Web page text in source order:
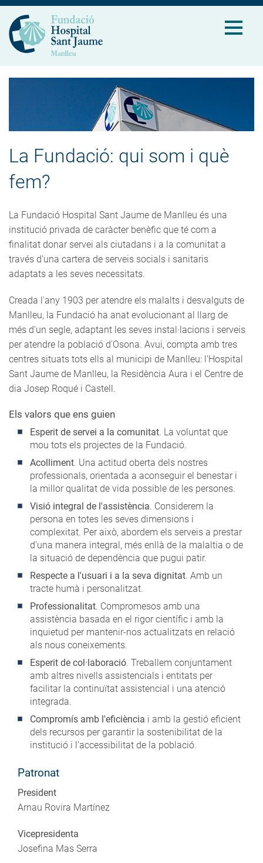
La Fundació: qui som i què
fem?
La Fundació Hospital Sant Jaume de Manlleu és una
institució privada de caràcter benèfic que té com a
finalitat donar servei als ciutadans i a la comunitat a
través d'una cartera de serveis socials i sanitaris
adaptats a les seves necessitats.
Creada l'any 1903 per atendre els malalts i desvalguts de
Manlleu, la Fundació ha anat evolucionant al llarg de
més d'un segle, adaptant les seves instal·lacions i serveis
per atendre la població d'Osona. Avui, compta amb tres
centres situats tots ells al municipi de Manlleu: l'Hospital
Sant Jaume de Manlleu, la Residència Aura i el Centre de
dia Josep Roqué i Castell.
Els valors que ens guien
Esperit de servei a la comunitat. La voluntat que
mou tots els projectes de la Fundació.
Acolliment. Una actitud oberta dels nostres
professionals, orientada a aconseguir el benestar i
la millor qualitat de vida possible de les persones.
Visió integral de l'assistència. Considerem la
persona en totes les seves dimensions i
complexitat. Per això, abordem els serveis a prestar
d'una manera integral, més enllà de la malaltia o de
la situació de dependència que pugui patir.
Respecte a l'usuari i a la seva dignitat. Amb un
tracte humà i personalitzat.
Professionalitat. Compromesos amb una
assistència basada en el rigor científic i amb la
inquietud per mantenir-nos actualitzats en relació
als nous coneixements.
Esperit de col·laboració. Treballem conjuntament
amb altres nivells assistencials i entitats per
facilitar la continuïtat assistencial i una atenció
integrada.
Compromís amb l'eficiència i amb la gestió eficient
dels recursos per garantir la sostenibilitat de la
institució i l'accessibilitat de la població.
Patronat
President
Arnau Rovira Martínez
Vicepresidenta
Josefina Mas Serra